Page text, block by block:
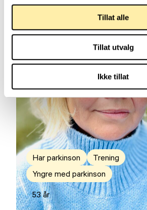
Tillat alle
Tillat utvalg
Ikke tillat
Har parkinson
Trening
Yngre med parkinson
53 år